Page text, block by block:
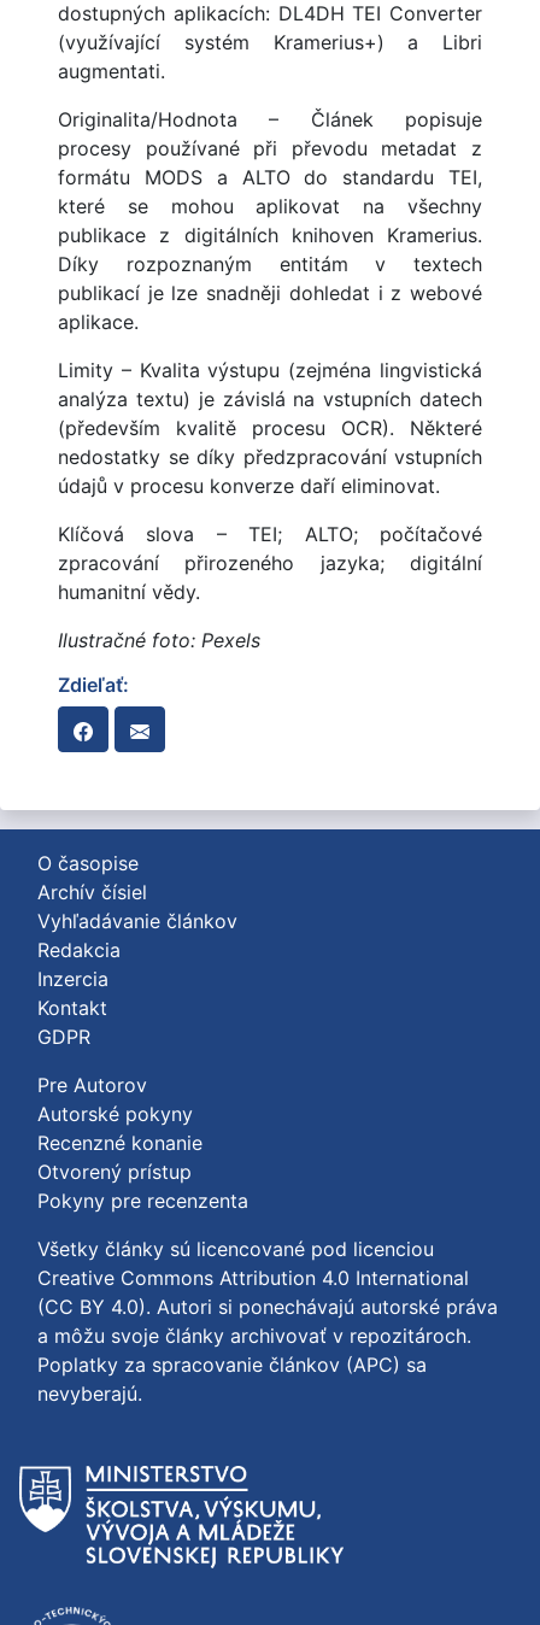
dostupných aplikacích: DL4DH TEI Converter
(využívající systém Kramerius+) a Libri
augmentati.
Originalita/Hodnota – Článek popisuje
procesy používané při převodu metadat z
formátu MODS a ALTO do standardu TEI,
které se mohou aplikovat na všechny
publikace z digitálních knihoven Kramerius.
Díky rozpoznaným entitám v textech
publikací je lze snadněji dohledat i z webové
aplikace.
Limity – Kvalita výstupu (zejména lingvistická
analýza textu) je závislá na vstupních datech
(především kvalitě procesu OCR). Některé
nedostatky se díky předzpracování vstupních
údajů v procesu konverze daří eliminovat.
Klíčová slova – TEI; ALTO; počítačové
zpracování přirozeného jazyka; digitální
humanitní vědy.
Ilustračné foto: Pexels
Zdieľať:
O časopise
Archív čísiel
Vyhľadávanie článkov
Redakcia
Inzercia
Kontakt
GDPR
Pre Autorov
Autorské pokyny
Recenzné konanie
Otvorený prístup
Pokyny pre recenzenta
Všetky články sú licencované pod licenciou
Creative Commons Attribution 4.0 International
(CC BY 4.0). Autori si ponechávajú autorské práva
a môžu svoje články archivovať v repozitároch.
Poplatky za spracovanie článkov (APC) sa
nevyberajú.